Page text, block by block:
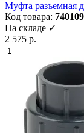
Муфта разъемная
Код товара:
На складе ✓
2 575 р.